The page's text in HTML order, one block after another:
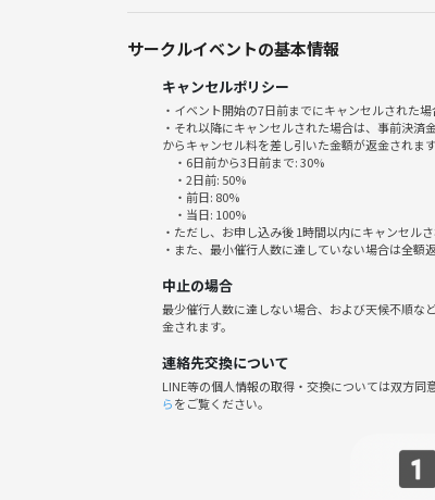
【アクセス】
東急東横線 東白楽駅 徒歩5分
JR京浜東北線 横浜駅から9分
【こんな人におすすめ】
上京したてで友達作りに前向きな方🎶
新しい趣味が欲しい方！🍫🍩🍪
ボードゲームが好きな方！🎮
パーティーゲーム中心で遊んでいきます🎶
初心者の人でも楽しめるゲームで盛り上がり
‼️注意事項‼️
・ゲームは大切に扱いましょう❗
・宗教、ネットワークビジネス等、勧誘や
・つなげーとキャンセルポリシーをご確認
・問題があると判断された方は出禁となる
サークルイベントの基本情報
キャンセルポリシー
・イベント開始の7日前までにキャンセルされた
・それ以降にキャンセルされた場合は、事前決
からキャンセル料を差し引いた金額が返金されます
・6日前から3日前まで: 30%
・2日前: 50%
・前日: 80%
・当日: 100%
・ただし、お申し込み後 1時間以内にキャンセル
・また、最小催行人数に達していない場合は全額
中止の場合
最少催行人数に達しない場合、および天候不順な
金されます。
連絡先交換について
LINE等の個人情報の取得・交換については双方
らをご覧ください。